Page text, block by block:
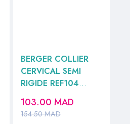
BERGER COLLIER
CERVICAL SEMI
RIGIDE REF104
LARGE
154.50MAD
103.00MAD